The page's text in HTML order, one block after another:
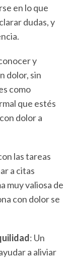
en lo que
dudas, y
y
dolor, sin
como
que estés
dolor a
las tareas
a citas
muy valiosa de
con dolor se
: Un
a aliviar